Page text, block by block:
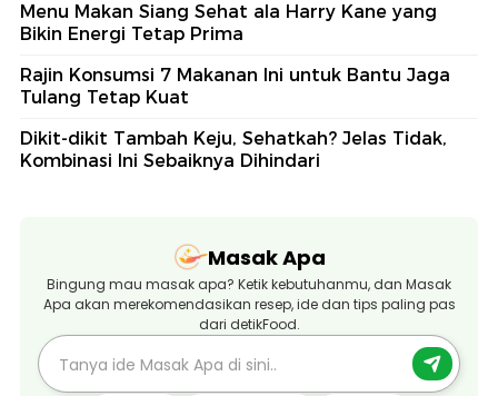
Menu Makan Siang Sehat ala Harry Kane yang
Bikin Energi Tetap Prima
Rajin Konsumsi 7 Makanan Ini untuk Bantu Jaga
Tulang Tetap Kuat
Dikit-dikit Tambah Keju, Sehatkah? Jelas Tidak,
Kombinasi Ini Sebaiknya Dihindari
Masak Apa
Bingung mau masak apa? Ketik kebutuhanmu, dan Masak
Apa akan merekomendasikan resep, ide dan tips paling pas
dari detikFood.